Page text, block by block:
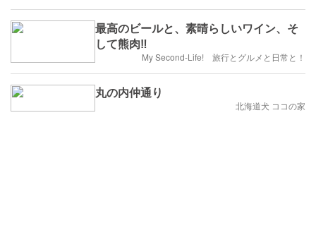
最高のビールと、素晴らしいワイン、そ
して熊肉‼️
My Second-Life! 旅行とグルメと日常と！
丸の内仲通り
北海道犬 ココの家